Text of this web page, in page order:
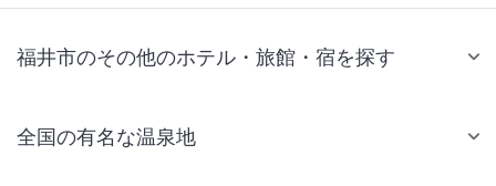
福井市のその他のホテル・旅館・宿を探す
全国の有名な温泉地